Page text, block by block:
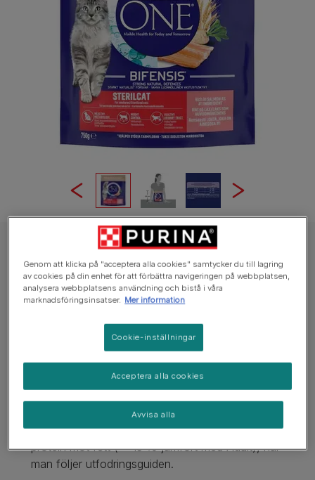
PURINA ONE Torrfoder Katt
PURINA ONE® Sterilcat Katt, Rik på Lax
och Vete
Utformat för att hjälpa till att bevara en sund
Viktkontroll stöds av ett högre* förhållande av
protein mot fett (*+15 % jämfört med Adult), när
man följer utfodringsguiden.
Genom att klicka på "acceptera alla cookies" samtycker du till lagring
av cookies på din enhet för att förbättra navigeringen på webbplatsen,
analysera webbplatsens användning och bistå i våra
marknadsföringsinsatser. Mer information
Cookie-inställningar
Avvisa alla
Acceptera alla cookies